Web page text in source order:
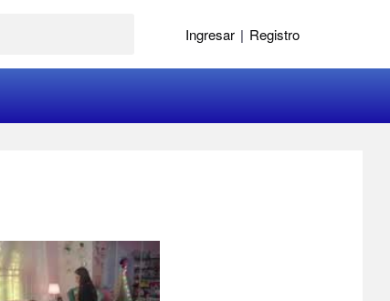
Ingresar | Registro